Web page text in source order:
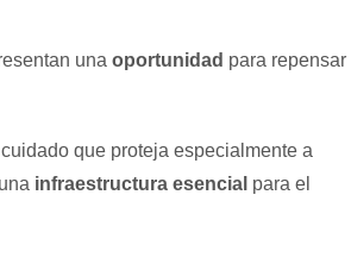
una oportunidad para repensar
que proteja especialmente a
infraestructura esencial para el